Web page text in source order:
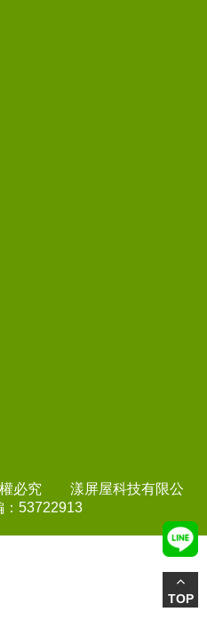
權必究 漾屏屋科技有限公
53722913
TOP